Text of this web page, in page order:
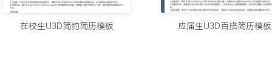
2.通过系统性性能优化，游戏在渠道性能评测中的崩溃率低于XXX%
XXX%。
在校生U3D简约简历模板 应届生U3D百搭简历模板